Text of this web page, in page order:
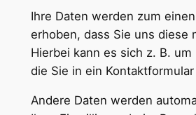
Ihre Daten werden zum
erhoben, dass Sie uns diese
Hierbei kann es sich z. B. um
die Sie in ein
Andere Daten werden